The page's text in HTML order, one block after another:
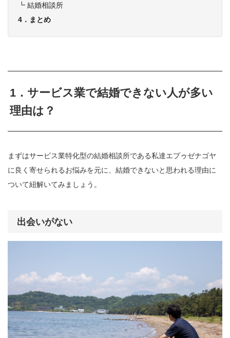
┗ 結婚相談所
4．まとめ
1．サービス業で結婚できない人が多い
理由は？
まずはサービス業特化型の結婚相談所である私達エプゥゼナゴヤ
に良く寄せられるお悩みを元に、結婚できないと思われる理由に
ついて紐解いてみましょう。
出会いがない